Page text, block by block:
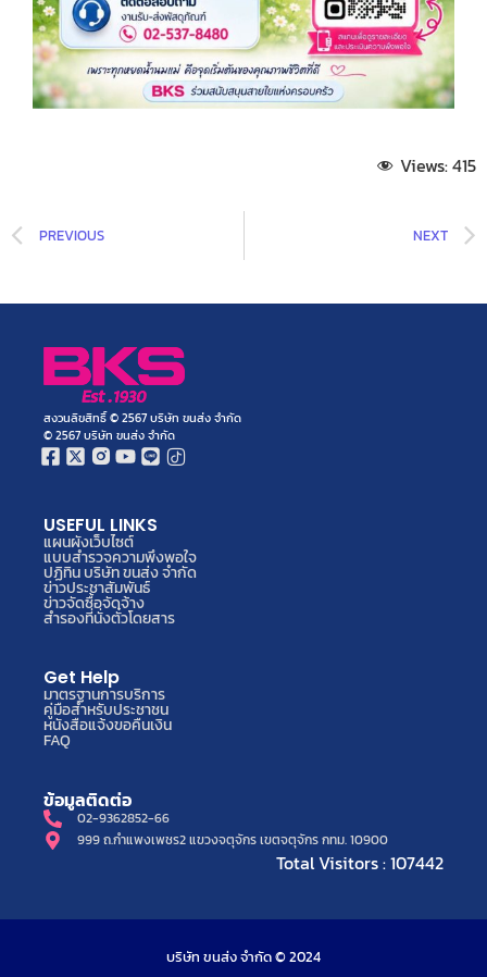
Views:415
PREVIOUS NEXT
สงวนลิขสิทธิ์ © 2567 บริษัท ขนส่ง จำกัด
© 2567 บริษัท ขนส่ง จำกัด
USEFUL LINKS
แผนผังเว็บไซต์
แบบสำรวจความพึงพอใจ
ปฏิทิน บริษัท ขนส่ง จำกัด
ข่าวประชาสัมพันธ์
ข่าวจัดซื้อจัดจ้าง
สำรองที่นั่งตั๋วโดยสาร
Get Help
มาตรฐานการบริการ
คู่มือสำหรับประชาชน
หนังสือแจ้งขอคืนเงิน
FAQ
ข้อมูลติดต่อ
02-9362852-66
999 ถ.กำแพงเพชร2 แขวงจตุจักร เขตจตุจักร กทม. 10900
Total Visitors : 107442
บริษัท ขนส่ง จำกัด © 2024